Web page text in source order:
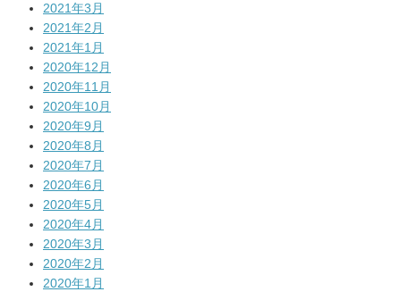
2021年3月
2021年2月
2021年1月
2020年12月
2020年11月
2020年10月
2020年9月
2020年8月
2020年7月
2020年6月
2020年5月
2020年4月
2020年3月
2020年2月
2020年1月